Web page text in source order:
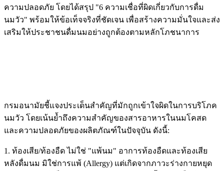
ความปลอดภัย โดยได้สรุป "6 ความเชื่อที่ผิดเกี่ยวกับการดื่ม
นมวัว" พร้อมให้ข้อเท็จจริงที่ชัดเจน เพื่อสร้างความมั่นใจและส่ง
เสริมให้ประชาชนดื่มนมอย่างถูกต้องตามหลักโภชนาการ
กรมอนามัยชี้แจงประเด็นสำคัญที่มักถูกเข้าใจผิดในการบริโภค
นมวัว โดยเน้นย้ำถึงความสำคัญของสารอาหารในนมโคสด
และความปลอดภัยของผลิตภัณฑ์ในปัจจุบัน ดังนี้:
1. ท้องเสีย/ท้องอืด ไม่ใช่ "แพ้นม" อาการท้องอืดและท้องเสีย
หลังดื่มนม มิใช่การแพ้ (Allergy) แต่เกิดจากภาวะร่างกายหยุด